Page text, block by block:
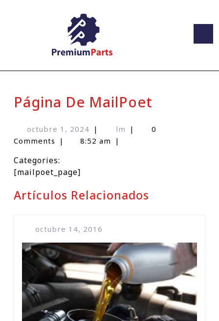
Página De MailPoet
octubre 1, 2024 | lm |
0
Comments
| 8:52 am |
Categories:
[mailpoet_page]
Artículos Relacionados
octubre 14, 2016